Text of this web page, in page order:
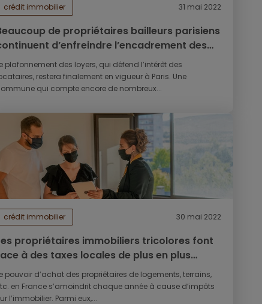
crédit immobilier 31 mai 2022
de propriétaires bailleurs parisiens
d’enfreindre l’encadrement des
plafonnement des loyers, qui défend l’intérêt des
restera finalement en vigueur à Paris. Une
qui compte encore de nombreux...
crédit immobilier 30 mai 2022
propriétaires immobiliers tricolores font
à des taxes locales de plus en plus
pouvoir d’achat des propriétaires de logements, terrains,
en France s’amoindrit chaque année à cause d’impôts
l’immobilier. Parmi eux,...